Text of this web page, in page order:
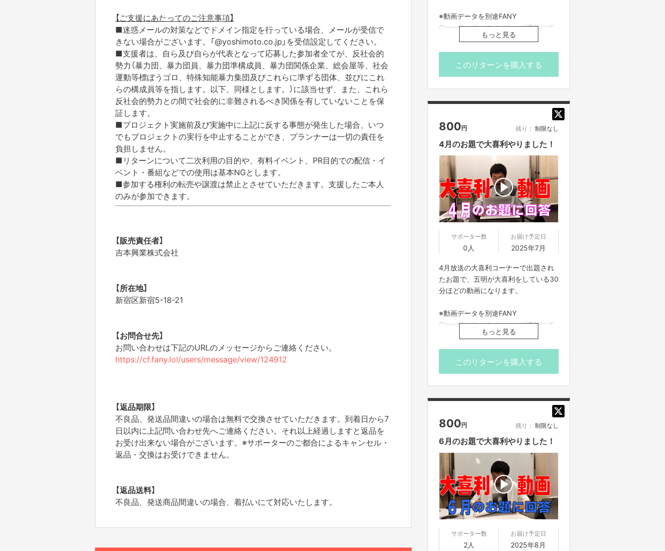
【ご支援にあたってのご注意事項】
■迷惑メールの対策などでドメイン指定を行っている場合、メールが受信で
きない場合がございます。「@yoshimoto.co.jp」を受信設定してください。
■支援者は、自ら及び自らが代表となって応募した参加者全てが、反社会的
勢力（暴力団、暴力団員、暴力団準構成員、暴力団関係企業、総会屋等、社会
運動等標ぼうゴロ、特殊知能暴力集団及びこれらに準ずる団体、並びにこれ
らの構成員等を指します。以下、同様とします。）に該当せず、また、これら
反社会的勢力との間で社会的に非難されるべき関係を有していないことを保
証します。
■プロジェクト実施前及び実施中に上記に反する事態が発生した場合、いつ
でもプロジェクトの実行を中止することができ、プランナーは一切の責任を
負担しません。
■リターンについて二次利用の目的や、有料イベント、PR目的での配信・イ
ベント・番組などでの使用は基本NGとします。
■参加する権利の転売や譲渡は禁止とさせていただきます。支援したご本人
のみが参加できます。
【販売責任者】
吉本興業株式会社
【所在地】
新宿区新宿5-18-21
【お問合せ先】
お問い合わせは下記のURLのメッセージからご連絡ください。
https://cf.fany.lol/users/message/view/124912
【返品期限】
不良品、発送品間違いの場合は無料で交換させていただきます。到着日から7
日以内に上記問い合わせ先へご連絡ください。それ以上経過しますと返品を
お受け出来ない場合がございます。※サポーターのご都合によるキャンセル・
返品・交換はお受けできません。
【返品送料】
不良品、発送商品間違いの場合、着払いにて対応いたします。
※動画データを別途FANY
Crowdfundingのメッセージ機能にて
ご案内させていただきます
※公開期間は2025年8月31日までとな
ります
もっと見る
このリターンを購入する
800円 残り： 制限なし
4月のお題で大喜利やりました！
サポーター数
0人
お届け予定日
2025年7月
4月放送の大喜利コーナーで出題され
たお題で、五明が大喜利をしている30
分ほどの動画になります。
※動画データを別途FANY
Crowdfundingのメッセージ機能にて
ご案内させていただきます
※購入は7月25日まで
※公開期間は2025年7月31日までとな
もっと見る
このリターンを購入する
800円 残り： 制限なし
6月のお題で大喜利やりました！
サポーター数
2人
お届け予定日
2025年8月